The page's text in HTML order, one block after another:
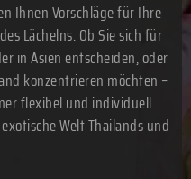
Ihnen Vorschläge für Ihre
Lächelns. Ob Sie sich für
in Asien entscheiden, oder
konzentrieren möchten –
flexibel und individuell
Welt Thailands und